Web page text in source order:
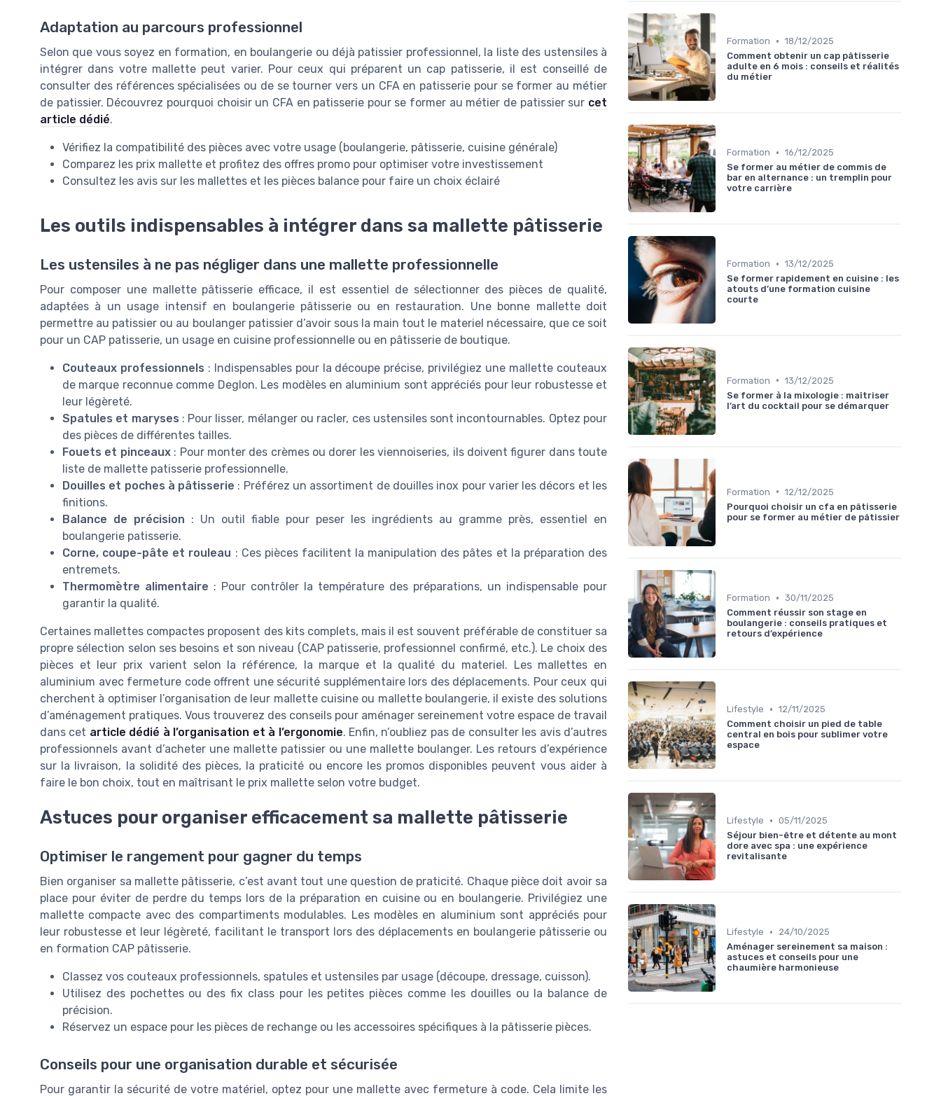
Adaptation au parcours professionnel
Selon que vous soyez en formation, en boulangerie ou déjà patissier professionnel, la liste des ustensiles à
intégrer dans votre mallette peut varier. Pour ceux qui préparent un cap patisserie, il est conseillé de
consulter des références spécialisées ou de se tourner vers un CFA en patisserie pour se former au métier
de patissier. Découvrez pourquoi choisir un CFA en patisserie pour se former au métier de patissier sur cet
article dédié.
Vérifiez la compatibilité des pièces avec votre usage (boulangerie, pâtisserie, cuisine générale)
Comparez les prix mallette et profitez des offres promo pour optimiser votre investissement
Consultez les avis sur les mallettes et les pièces balance pour faire un choix éclairé
Les outils indispensables à intégrer dans sa mallette pâtisserie
Les ustensiles à ne pas négliger dans une mallette professionnelle
Pour composer une mallette pâtisserie efficace, il est essentiel de sélectionner des pièces de qualité,
adaptées à un usage intensif en boulangerie pâtisserie ou en restauration. Une bonne mallette doit
permettre au patissier ou au boulanger patissier d’avoir sous la main tout le materiel nécessaire, que ce soit
pour un CAP patisserie, un usage en cuisine professionnelle ou en pâtisserie de boutique.
Couteaux professionnels : Indispensables pour la découpe précise, privilégiez une mallette couteaux
de marque reconnue comme Deglon. Les modèles en aluminium sont appréciés pour leur robustesse et
leur légèreté.
Spatules et maryses : Pour lisser, mélanger ou racler, ces ustensiles sont incontournables. Optez pour
des pièces de différentes tailles.
Fouets et pinceaux: Pour monter des crèmes ou dorer les viennoiseries, ils doivent figurer dans toute
liste de mallette patisserie professionnelle.
Douilles et poches à pâtisserie : Préférez un assortiment de douilles inox pour varier les décors et les
finitions.
Balance de précision : Un outil fiable pour peser les ingrédients au gramme près, essentiel en
boulangerie patisserie.
Corne, coupe-pâte et rouleau : Ces pièces facilitent la manipulation des pâtes et la préparation des
entremets.
Thermomètre alimentaire : Pour contrôler la température des préparations, un indispensable pour
garantir la qualité.
Certaines mallettes compactes proposent des kits complets, mais il est souvent préférable de constituer sa
propre sélection selon ses besoins et son niveau (CAP patisserie, professionnel confirmé, etc.). Le choix des
pièces et leur prix varient selon la référence, la marque et la qualité du materiel. Les mallettes en
aluminium avec fermeture code offrent une sécurité supplémentaire lors des déplacements. Pour ceux qui
cherchent à optimiser l’organisation de leur mallette cuisine ou mallette boulangerie, il existe des solutions
d’aménagement pratiques. Vous trouverez des conseils pour aménager sereinement votre espace de travail
dans cet article dédié à l’organisation et à l’ergonomie. Enfin, n’oubliez pas de consulter les avis d’autres
professionnels avant d’acheter une mallette patissier ou une mallette boulanger. Les retours d’expérience
sur la livraison, la solidité des pièces, la praticité ou encore les promos disponibles peuvent vous aider à
faire le bon choix, tout en maîtrisant le prix mallette selon votre budget.
Astuces pour organiser efficacement sa mallette pâtisserie
Optimiser le rangement pour gagner du temps
Bien organiser sa mallette pâtisserie, c’est avant tout une question de praticité. Chaque pièce doit avoir sa
place pour éviter de perdre du temps lors de la préparation en cuisine ou en boulangerie. Privilégiez une
mallette compacte avec des compartiments modulables. Les modèles en aluminium sont appréciés pour
leur robustesse et leur légèreté, facilitant le transport lors des déplacements en boulangerie pâtisserie ou
en formation CAP pâtisserie.
Classez vos couteaux professionnels, spatules et ustensiles par usage (découpe, dressage, cuisson).
Utilisez des pochettes ou des fix class pour les petites pièces comme les douilles ou la balance de
précision.
Réservez un espace pour les pièces de rechange ou les accessoires spécifiques à la pâtisserie pièces.
Conseils pour une organisation durable et sécurisée
Pour garantir la sécurité de votre matériel, optez pour une mallette avec fermeture à code. Cela limite les
Formation • 18/12/2025
Comment obtenir un cap pâtisserie
adulte en 6 mois : conseils et réalités
du métier
Formation • 16/12/2025
Se former au métier de commis de
bar en alternance : un tremplin pour
votre carrière
Formation • 13/12/2025
Se former rapidement en cuisine : les
atouts d’une formation cuisine
courte
Formation • 13/12/2025
Se former à la mixologie : maîtriser
l’art du cocktail pour se démarquer
Formation • 12/12/2025
Pourquoi choisir un cfa en pâtisserie
pour se former au métier de pâtissier
Formation • 30/11/2025
Comment réussir son stage en
boulangerie : conseils pratiques et
retours d’expérience
Lifestyle • 12/11/2025
Comment choisir un pied de table
central en bois pour sublimer votre
espace
Lifestyle • 05/11/2025
Séjour bien-être et détente au mont
dore avec spa : une expérience
revitalisante
Lifestyle •
24/10/2025
Aménager sereinement sa maison :
astuces et conseils pour une
chaumière harmonieuse